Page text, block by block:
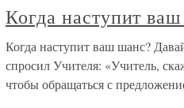
Когда наступит
Когда наступит ваш шанс?
спросил Учителя: «Учитель,
чтобы обращаться с